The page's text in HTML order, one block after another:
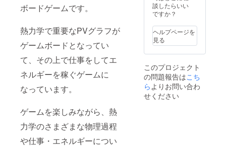
ボードゲームです。
熱力学で重要なPVグラフが
ゲームボードとなってい
て、その上で仕事をしてエ
ネルギーを稼ぐゲームに
なっています。
ゲームを楽しみながら、熱
力学のさまざまな物理過程
や仕事・エネルギーについ
談したらいい
ですか？
ヘルプページを
見る
このプロジェクト
の問題報告はこち
ら よりお問い合わ
せください